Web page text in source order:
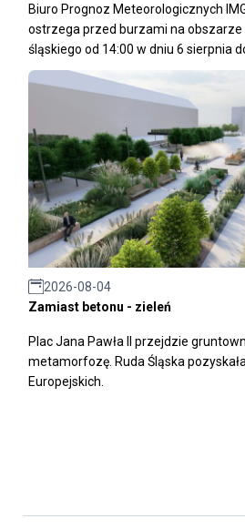
Biuro Prognoz Meteorologicznych
ostrzega przed burzami na
śląskiego od 14:00 w dniu 6 sierpnia
2026-08-04
Zamiast betonu - zieleń
Plac Jana Pawła II przejdzie
metamorfozę. Ruda Śląska
Europejskich.